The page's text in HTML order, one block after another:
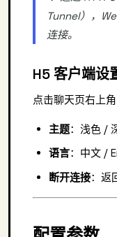
Tunnel），
连接。
H5 客户端设
点击聊天页右上
主题：浅色 /
语言：中文 /
断开连接：返